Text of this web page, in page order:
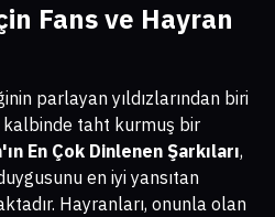
Fans ve Hayran
parlayan yıldızlarından biri
taht kurmuş bir
En Çok Dinlenen Şarkıları,
en iyi yansıtan
Hayranları, onunla olan